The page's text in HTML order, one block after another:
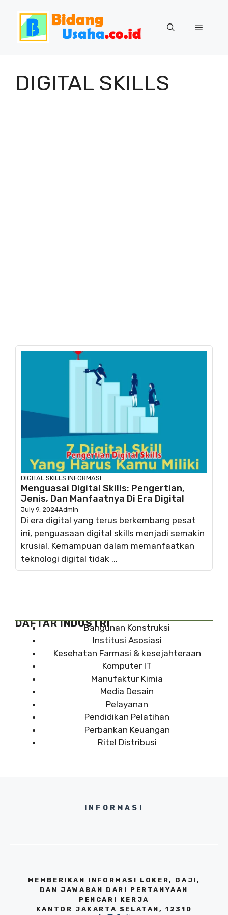
Menu
DIGITAL SKILLS
DIGITAL SKILLS INFORMASI
Menguasai Digital Skills: Pengertian,
Jenis, Dan Manfaatnya Di Era Digital
July 9, 2024Admin
Di era digital yang terus berkembang pesat
ini, penguasaan digital skills menjadi semakin
krusial. Kemampuan dalam memanfaatkan
teknologi digital tidak ...
DAFTAR INDUSTRIBangunan Konstruksi
Institusi Asosiasi
Kesehatan Farmasi & kesejahteraan
Komputer IT
Manufaktur Kimia
Media Desain
Pelayanan
Pendidikan Pelatihan
Perbankan Keuangan
Ritel Distribusi
INFORMASI
MEMBERIKAN INFORMASI LOKER, GAJI,
DAN JAWABAN DARI PERTANYAAN
PENCARI KERJA
KANTOR JAKARTA SELATAN, 12310